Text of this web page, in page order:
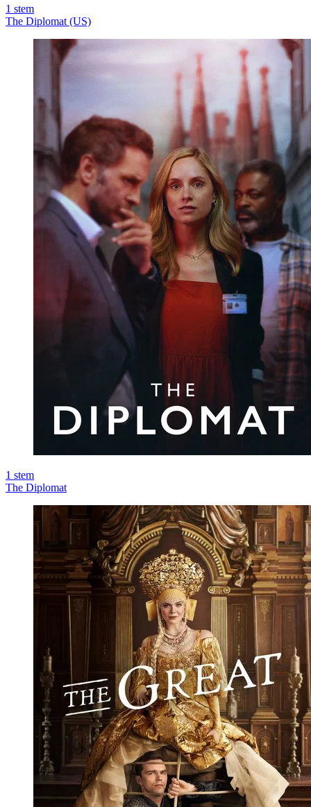
1 stem
The Diplomat (US)
1 stem
The Diplomat